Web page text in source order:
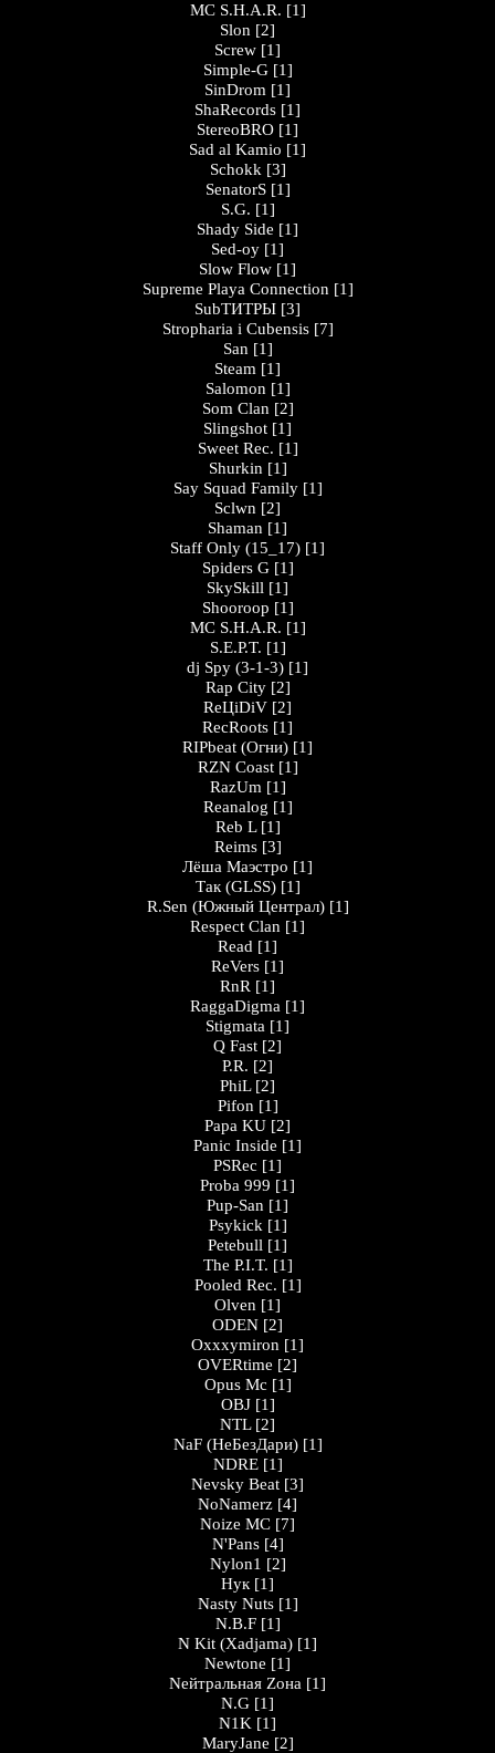
MC S.H.A.R. [1]
Slon [2]
Screw [1]
Simple-G [1]
SinDrom [1]
ShaRecords [1]
StereoBRO [1]
Sad al Kamio [1]
Schokk [3]
SenatorS [1]
S.G. [1]
Shady Side [1]
Sed-oy [1]
Slow Flow [1]
Supreme Playa Connection [1]
SubТИТРЫ [3]
Stropharia i Cubensis [7]
San [1]
Steam [1]
Salomon [1]
Som Clan [2]
Slingshot [1]
Sweet Rec. [1]
Shurkin [1]
Say Squad Family [1]
Sclwn [2]
Shaman [1]
Staff Only (15_17) [1]
Spiders G [1]
SkySkill [1]
Shooroop [1]
MC S.H.A.R. [1]
S.E.P.T. [1]
dj Spy (3-1-3) [1]
Rap City [2]
ReЦiDiV [2]
RecRoots [1]
RIPbeat (Огни) [1]
RZN Coast [1]
RazUm [1]
Reanalog [1]
Reb L [1]
Reims [3]
Лёша Маэстро [1]
Так (GLSS) [1]
R.Sen (Южный Централ) [1]
Respect Clan [1]
Read [1]
ReVers [1]
RnR [1]
RaggaDigma [1]
Stigmata [1]
Q Fast [2]
P.R. [2]
PhiL [2]
Pifon [1]
Papa KU [2]
Panic Inside [1]
PSRec [1]
Proba 999 [1]
Pup-San [1]
Psykick [1]
Petebull [1]
The P.I.T. [1]
Pooled Rec. [1]
Olven [1]
ODEN [2]
Oxxxymiron [1]
OVERtime [2]
Opus Mc [1]
OBJ [1]
NTL [2]
NaF (НеБезДари) [1]
NDRE [1]
Nevsky Beat [3]
NoNamerz [4]
Noize MC [7]
N'Pans [4]
Nylon1 [2]
Нук [1]
Nasty Nuts [1]
N.B.F [1]
N Kit (Xadjama) [1]
Newtone [1]
Nейтральная Zона [1]
N.G [1]
N1K [1]
MaryJane [2]